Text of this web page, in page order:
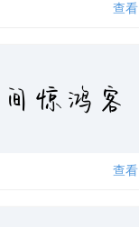
查看
惊鸿客
查看